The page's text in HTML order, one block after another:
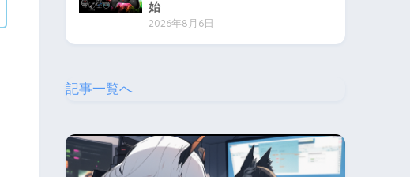
始
2026年8月6日
記事一覧へ